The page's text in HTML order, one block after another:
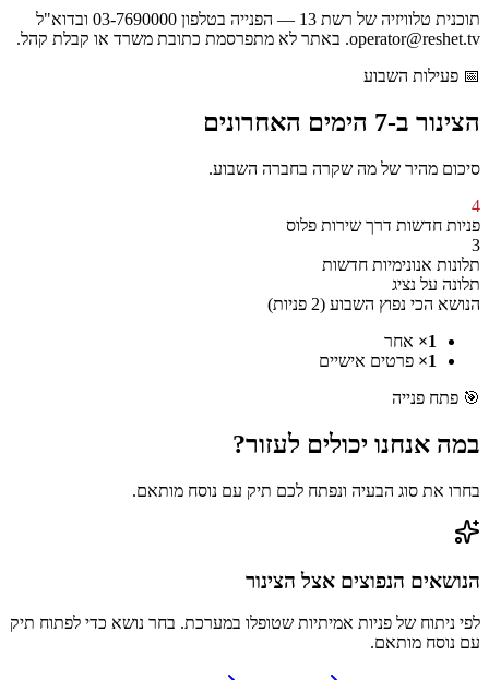
תוכנית טלוויזיה של רשת 13 — הפנייה בטלפון 03-7690000 ובדוא"ל
operator@reshet.tv. באתר לא מתפרסמת כתובת משרד או קבלת קהל.
📅 פעילות השבוע
הצינור ב-7 הימים האחרונים
סיכום מהיר של מה שקרה בחברה השבוע.
4
פניות חדשות דרך שירות פלוס
3
תלונות אנונימיות חדשות
תלונה על נציג
הנושא הכי נפוץ השבוע (2 פניות
)
1
× אחר
1
× פרטים אישיים
🎯 פתח פנייה
במה אנחנו יכולים לעזור?
בחרו את סוג הבעיה ונפתח לכם תיק עם נוסח מותאם.
הנושאים הנפוצים אצל הצינור
לפי ניתוח של פניות אמיתיות שטופלו במערכת. בחר נושא כדי לפתוח תיק
עם נוסח מותאם.